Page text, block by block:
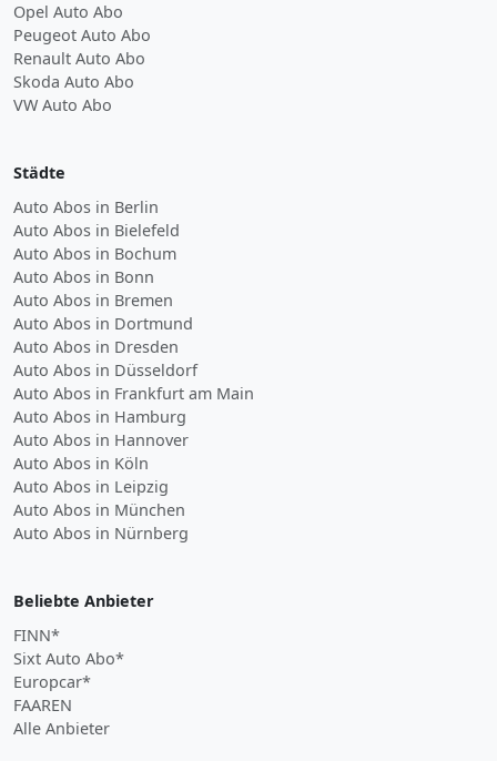
Opel Auto Abo
Peugeot Auto Abo
Renault Auto Abo
Skoda Auto Abo
VW Auto Abo
Städte
Auto Abos in Berlin
Auto Abos in Bielefeld
Auto Abos in Bochum
Auto Abos in Bonn
Auto Abos in Bremen
Auto Abos in Dortmund
Auto Abos in Dresden
Auto Abos in Düsseldorf
Auto Abos in Frankfurt am Main
Auto Abos in Hamburg
Auto Abos in Hannover
Auto Abos in Köln
Auto Abos in Leipzig
Auto Abos in München
Auto Abos in Nürnberg
Beliebte Anbieter
FINN*
Sixt Auto Abo*
Europcar*
FAAREN
Alle Anbieter